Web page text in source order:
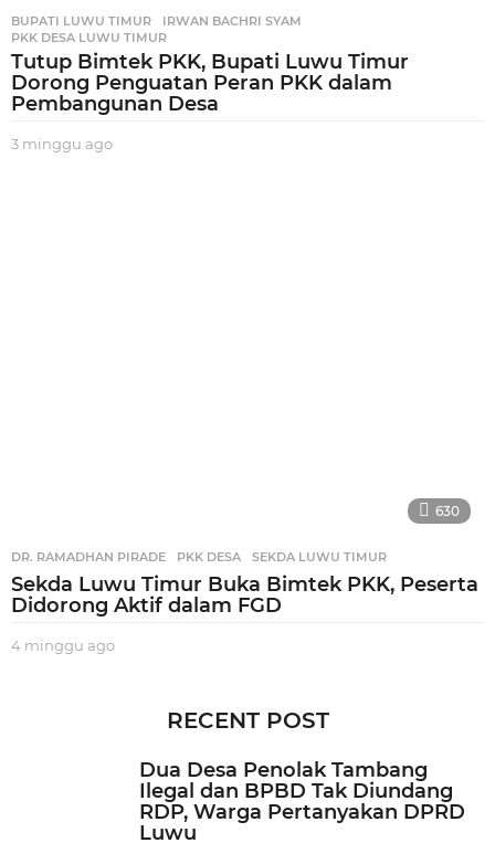
BUPATI LUWU TIMUR ,IRWAN BACHRI SYAM
PKK DESA LUWU TIMUR
Tutup Bimtek PKK, Bupati Luwu Timur
Dorong Penguatan Peran PKK dalam
Pembangunan Desa
3 minggu ago
630
DR. RAMADHAN PIRADE ,PKK DESA ,SEKDA LUWU TIMUR
Sekda Luwu Timur Buka Bimtek PKK, Peserta
Didorong Aktif dalam FGD
4 minggu ago
RECENT POST
Dua Desa Penolak Tambang
Ilegal dan BPBD Tak Diundang
RDP, Warga Pertanyakan DPRD
Luwu